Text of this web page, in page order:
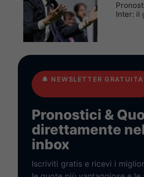
Inter: il
🔔 NEWSLETTER GRATUITA
Pronostici &
direttamente
inbox
Iscriviti gratis e ricevi i